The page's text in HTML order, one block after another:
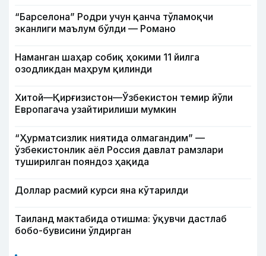
“Барселона” Родри учун қанча тўламоқчи
эканлиги маълум бўлди — Романо
Наманган шаҳар собиқ ҳокими 11 йилга
озодликдан маҳрум қилинди
Хитой—Қирғизистон—Ўзбекистон темир йўли
Европагача узайтирилиши мумкин
“Ҳурматсизлик ниятида олмагандим” —
ўзбекистонлик аёл Россия давлат рамзлари
туширилган пояндоз ҳақида
Доллар расмий курси яна кўтарилди
Таиланд мактабида отишма: ўқувчи дастлаб
бобо-бувисини ўлдирган